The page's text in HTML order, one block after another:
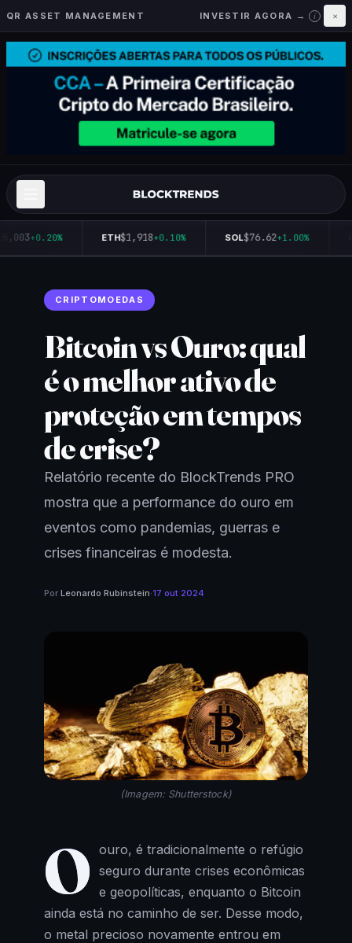
QR ASSET MANAGEMENT INVESTIR AGORA → i ×
+0.20% ETH$1,918+0.10% SOL$76.62+1.00%
CRIPTOMOEDAS
Bitcoin vs Ouro: qual
é o melhor ativo de
proteção em tempos
de crise?
Relatório recente do BlockTrends PRO
mostra que a performance do ouro em
eventos como pandemias, guerras e
crises financeiras é modesta.
Por Leonardo Rubinstein·17 out 2024
(Imagem: Shutterstock)
O ouro, é tradicionalmente o refúgio
seguro durante crises econômicas
e geopolíticas, enquanto o Bitcoin
ainda está no caminho de ser. Desse modo,
o metal precioso novamente entrou em